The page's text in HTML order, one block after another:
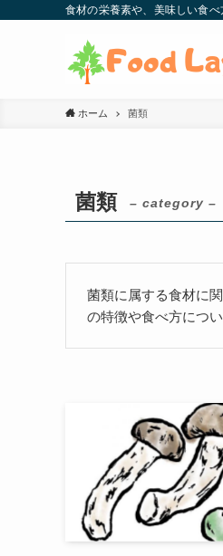
食材の栄養素や、美味しい食べ
ホーム 菌類
菌類 – category –
菌類に属する食材に
の特徴や食べ方につ